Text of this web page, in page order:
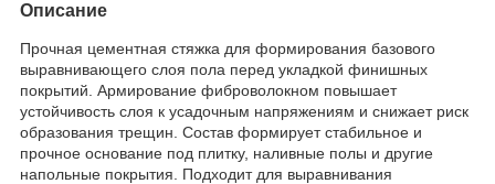
Описание
Прочная цементная стяжка для формирования базового
выравнивающего слоя пола перед укладкой финишных
покрытий. Армирование фиброволокном повышает
устойчивость слоя к усадочным напряжениям и снижает риск
образования трещин. Состав формирует стабильное и
прочное основание под плитку, наливные полы и другие
напольные покрытия. Подходит для выравнивания